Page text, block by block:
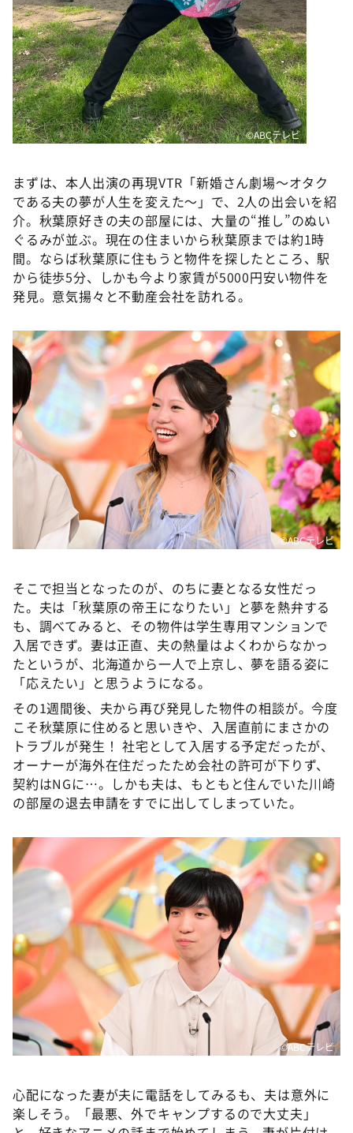
©ABCテレビ
まずは、本人出演の再現VTR「新婚さん劇場～オタク
である夫の夢が人生を変えた～」で、2人の出会いを紹
介。秋葉原好きの夫の部屋には、大量の“推し”のぬい
ぐるみが並ぶ。現在の住まいから秋葉原までは約1時
間。ならば秋葉原に住もうと物件を探したところ、駅
から徒歩5分、しかも今より家賃が5000円安い物件を
発見。意気揚々と不動産会社を訪れる。
©ABCテレビ
そこで担当となったのが、のちに妻となる女性だっ
た。夫は「秋葉原の帝王になりたい」と夢を熱弁する
も、調べてみると、その物件は学生専用マンションで
入居できず。妻は正直、夫の熱量はよくわからなかっ
たというが、北海道から一人で上京し、夢を語る姿に
「応えたい」と思うようになる。
その1週間後、夫から再び発見した物件の相談が。今度
こそ秋葉原に住めると思いきや、入居直前にまさかの
トラブルが発生！ 社宅として入居する予定だったが、
オーナーが海外在住だったため会社の許可が下りず、
契約はNGに…。しかも夫は、もともと住んでいた川崎
の部屋の退去申請をすでに出してしまっていた。
©ABCテレビ
心配になった妻が夫に電話をしてみるも、夫は意外に
楽しそう。「最悪、外でキャンプするので大丈夫」